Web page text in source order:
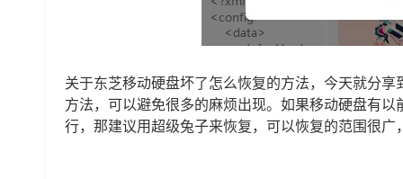
关于东芝移动硬盘坏了怎么恢复的方法，今天就分
方法，可以避免很多的麻烦出现。如果移动硬盘有
行，那建议用超级兔子来恢复，可以恢复的范围很广